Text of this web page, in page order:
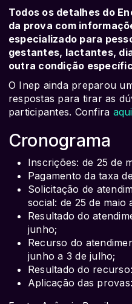
Todos os detalhes do
da prova com
especializado para
gestantes, lactantes,
outra condição
O Inep ainda preparou
respostas para tirar as
participantes. Confira aqui
Cronograma
Inscrições: de 25 de
Pagamento da taxa
Solicitação de
social: de 25 de maio
Resultado do
junho;
Recurso do
junho a 3 de julho;
Resultado do
Aplicação das